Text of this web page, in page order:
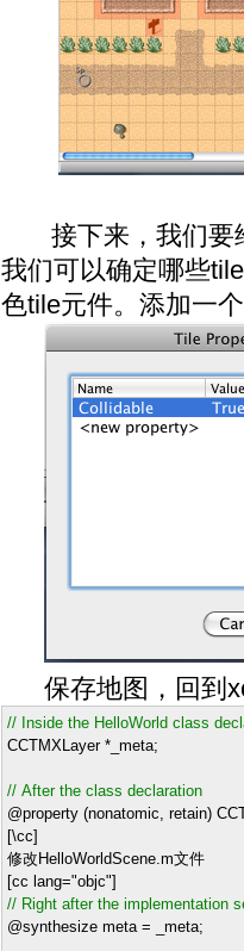
接下来，我们要
我们可以确定哪些
色tile元件。添加一
保存地图，回到
// Inside the HelloWorld class
CCTMXLayer * _meta;
// After the class declaration
@property (nonatomic, retain)
[\cc]
修改HelloWorldScene.m文件
[cc lang="objc"]
// Right after the implementation
@synthesize meta = _meta;